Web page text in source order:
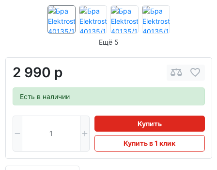
Ещё 5
2 990 р
Есть в наличии
Купить
Купить в 1 клик